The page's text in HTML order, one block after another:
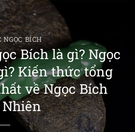
BÍCH
Bích là gì? Ngọc
Kiến thức tổng
về Ngọc Bích